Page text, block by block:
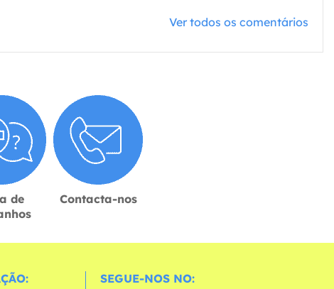
Ver todos os comentários
de
Contacta-nos
SEGUE-NOS NO: